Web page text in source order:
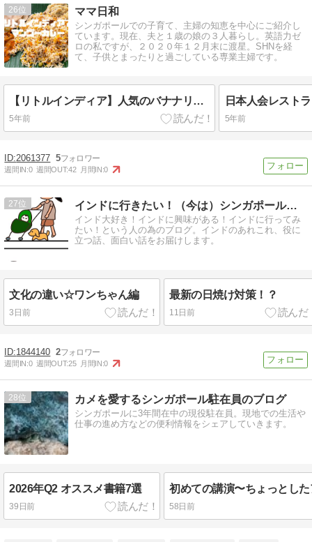
26 ママ日和
シンガポールでの子育て、主婦の知恵を中心にご紹介し
ています。現在、夫と１歳の娘の３人暮らし。英語力ゼ
ロの私ですが、２０２０年１２月末に渡星。SHNを経
て、子供とまったりと過ごしている専業主婦です。
【リトルインディア】人気のバナナリーフアポロで初のインドカレーを実食
5年前 5年前
2061377 5
週間IN:0 週間OUT:42 月間IN:0
27 インドに行きたい！（今は）シンガポールからお届け
インド大好き！インドに興味がある！インドに行ってみ
たい！という人の為のブログ。インドのあれこれ、役に
立つ話、面白い話をお届けします。
文化の違い☆ワンちゃん編
3日前
最新の日焼け対策！？
11日前
1844140 2
週間IN:0 週間OUT:25 月間IN:0
28 カメを愛するシンガポール駐在員のブログ
シンガポールに3年間在中の現役駐在員。現地での生活や
仕事の進め方などの便利情報をシェアしていきます。
2026年Q2 オススメ書籍7選
39日前 58日前